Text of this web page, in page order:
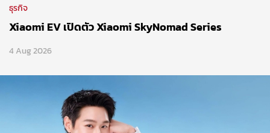
ธุรกิจ
Xiaomi EV เปิดตัว Xiaomi SkyNomad Series
4 Aug 2026